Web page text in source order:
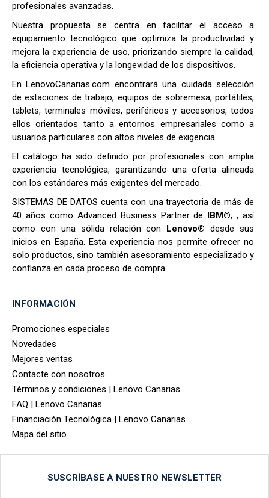
profesionales avanzadas.
Nuestra propuesta se centra en facilitar el acceso a
equipamiento tecnológico que optimiza la productividad y
mejora la experiencia de uso, priorizando siempre la calidad,
la eficiencia operativa y la longevidad de los dispositivos.
En LenovoCanarias.com encontrará una cuidada selección
de estaciones de trabajo, equipos de sobremesa, portátiles,
tablets, terminales móviles, periféricos y accesorios, todos
ellos orientados tanto a entornos empresariales como a
usuarios particulares con altos niveles de exigencia.
El catálogo ha sido definido por profesionales con amplia
experiencia tecnológica, garantizando una oferta alineada
con los estándares más exigentes del mercado.
SISTEMAS DE DATOS cuenta con una trayectoria de más de
40 años como Advanced Business Partner de IBM®, , así
como con una sólida relación con Lenovo® desde sus
inicios en España. Esta experiencia nos permite ofrecer no
solo productos, sino también asesoramiento especializado y
confianza en cada proceso de compra.
INFORMACIÓN
Promociones especiales
Novedades
Mejores ventas
Contacte con nosotros
Términos y condiciones | Lenovo Canarias
FAQ | Lenovo Canarias
Financiación Tecnológica | Lenovo Canarias
Mapa del sitio
SUSCRÍBASE A NUESTRO NEWSLETTER